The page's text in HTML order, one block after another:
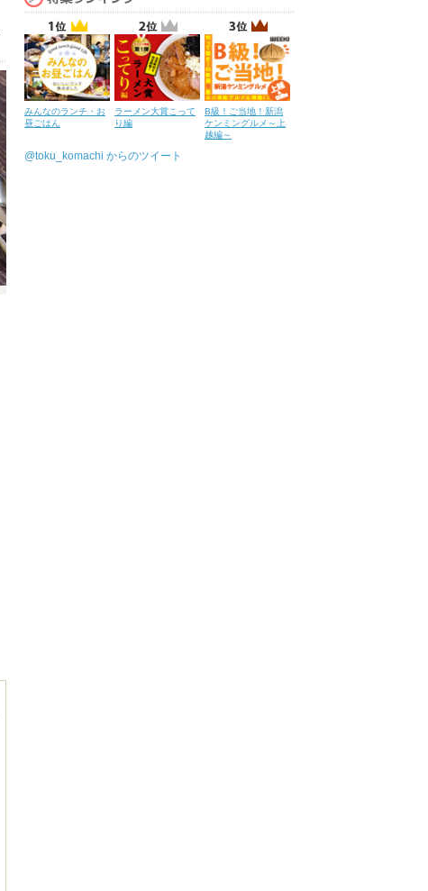
みんなのランチ・お
昼ごはん
ラーメン大賞こって
り編
B級！ご当地！新潟
ケンミングルメ～上
越編～
@toku_komachi からのツイート